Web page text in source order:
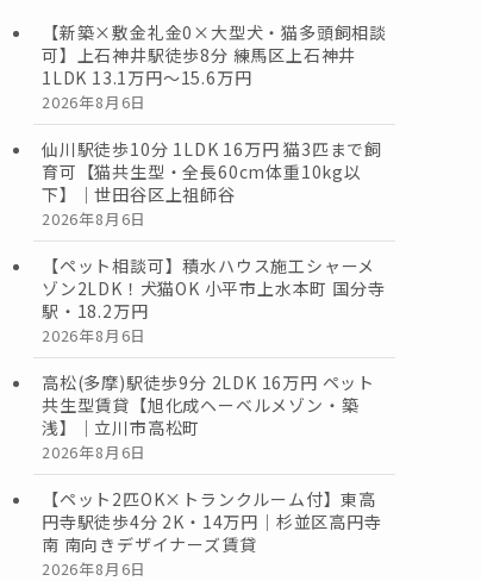
【新築×敷金礼金0×大型犬・猫多頭飼相談
可】上石神井駅徒歩8分 練馬区上石神井
1LDK 13.1万円〜15.6万円
2026年8月6日
仙川駅徒歩10分 1LDK 16万円 猫3匹まで飼
育可【猫共生型・全長60cm体重10kg以
下】｜世田谷区上祖師谷
2026年8月6日
【ペット相談可】積水ハウス施工シャーメ
ゾン2LDK！犬猫OK 小平市上水本町 国分寺
駅・18.2万円
2026年8月6日
高松(多摩)駅徒歩9分 2LDK 16万円 ペット
共生型賃貸【旭化成ヘーベルメゾン・築
浅】｜立川市高松町
2026年8月6日
【ペット2匹OK×トランクルーム付】東高
円寺駅徒歩4分 2K・14万円｜杉並区高円寺
南 南向きデザイナーズ賃貸
2026年8月6日